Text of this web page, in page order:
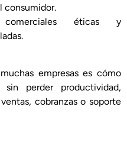
consumidor.
comerciales éticas y
empresas es cómo
perder productividad,
cobranzas o soporte